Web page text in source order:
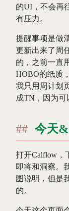
的UI，不会再
有压力。
提醒事项是做
更新出来了周
的，之前一直
HOBO的纸质
我只用周计划
成TN，因为可
今天
打开Calflow，
即将和洞察。
图说明，但是
的。